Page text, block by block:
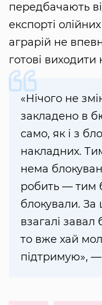
передбачають
експорті
аграрій не
готові виходити
«Нічого не
закладено в
само, як і з
накладних.
нема
робить — тим
блокували.
взагалі завал
то вже хай
підтримую», —